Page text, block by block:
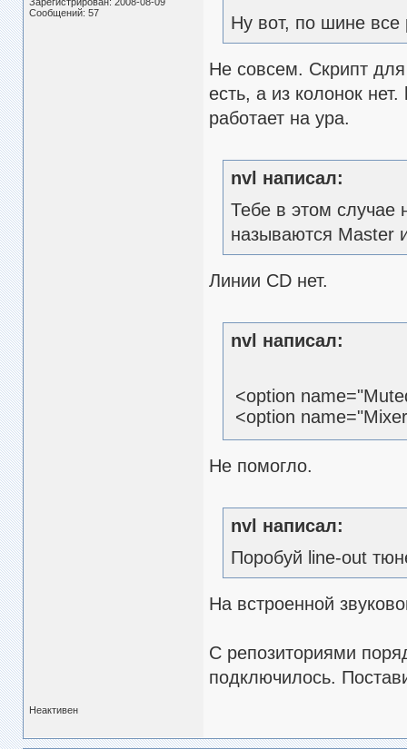
Сообщений: 57
Ну вот, по шине все
Не совсем. Скрипт
есть, а из колонок
работает на ура.
nvl написал:
Тебе в этом случае
называются Master
Линии CD нет.
nvl написал:
<option
<option
Не помогло.
nvl написал:
Поробуй line-out
На встроенной
С репозиториями
подключилось.
Неактивен